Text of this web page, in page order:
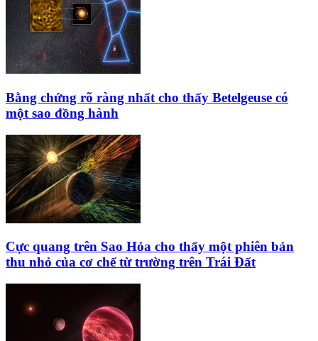
Bằng chứng rõ ràng nhất cho thấy Betelgeuse có
một sao đồng hành
Cực quang trên Sao Hỏa cho thấy một phiên bản
thu nhỏ của cơ chế từ trường trên Trái Đất